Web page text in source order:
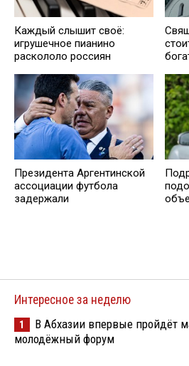
Каждый слышит своё:
игрушечное пианино
раскололо россиян
Президента Аргентинской
ассоциации футбола
задержали
Интересное за неделю
1
В Абхазии впервые пройдёт
молодёжный форум